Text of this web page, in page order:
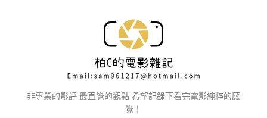
非專業的影評 最直覺的觀點 希望記錄下看完電影純粹的感
覺！